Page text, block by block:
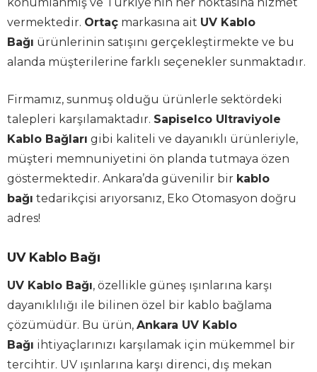
vermektedir. Ortaç markasına ait UV Kablo
Bağı ürünlerinin satışını gerçekleştirmekte ve bu
alanda müşterilerine farklı seçenekler sunmaktadır.
Firmamız, sunmuş olduğu ürünlerle sektördeki
talepleri karşılamaktadır. Sapiselco Ultraviyole
Kablo Bağları gibi kaliteli ve dayanıklı ürünleriyle,
müşteri memnuniyetini ön planda tutmaya özen
göstermektedir. Ankara’da güvenilir bir kablo
bağı tedarikçisi arıyorsanız, Eko Otomasyon doğru
adres!
UV Kablo Bağı
UV Kablo Bağı, özellikle güneş ışınlarına karşı
dayanıklılığı ile bilinen özel bir kablo bağlama
çözümüdür. Bu ürün, Ankara UV Kablo
Bağı ihtiyaçlarınızı karşılamak için mükemmel bir
tercihtir. UV ışınlarına karşı direnci, dış mekan